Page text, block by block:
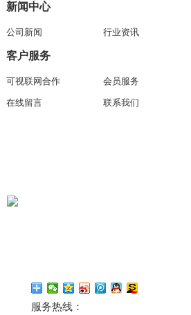
新闻中心
公司新闻 行业资讯
客户服务
可视联网合作 会员服务
在线留言 联系我们
服务热线：